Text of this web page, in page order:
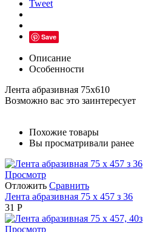
Tweet
Save
Описание
Особенности
Лента абразивная 75х610
Возможно вас это заинтересует
Похожие товары
Вы просматривали ранее
Просмотр
Отложить Сравнить
Лента абразивная 75 х 457 з 36
31 Р
Просмотр